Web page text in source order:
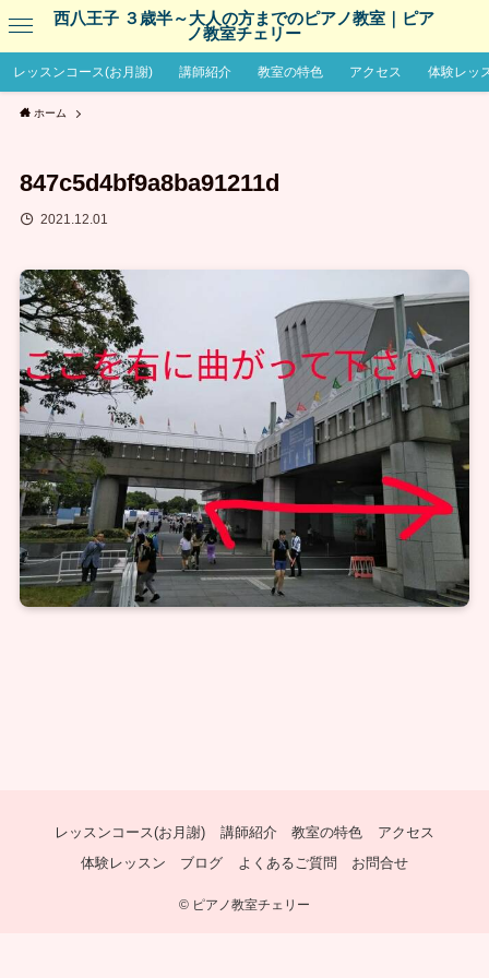
西八王子 ３歳半～大人の方までのピアノ教室｜ピア
ノ教室チェリー
レッスンコース(お月謝) 講師紹介 教室の特色 アクセス 体験レッ
ホーム
847c5d4bf9a8ba91211d
2021.12.01
レッスンコース(お月謝) 講師紹介 教室の特色
アクセス
体験レッスン
ブログ よくあるご質問 お問合せ
© ピアノ教室チェリー